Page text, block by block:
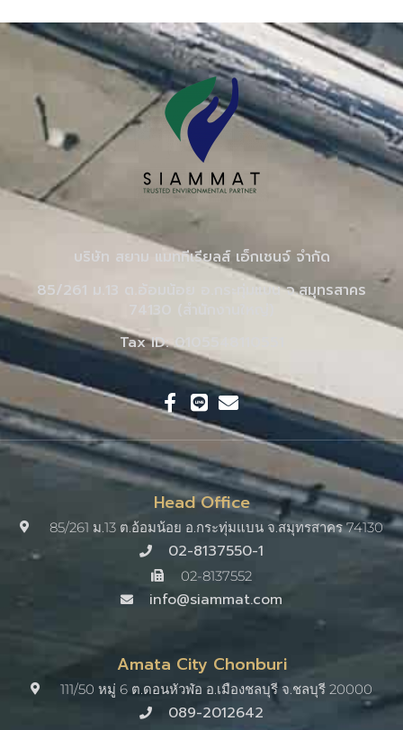
บริษัท สยาม แมททีเรียลส์ เอ็กเชนจ์ จำกัด
85/261 ม.13 ต.อ้อมน้อย อ.กระทุ่มแบน จ.สมุทรสาคร
74130 (สำนักงานใหญ่)
Tax ID: 0105548110551
Head Office
85/261 ม.13 ต.อ้อมน้อย อ.กระทุ่มแบน จ.สมุทรสาคร 74130
02-8137550-1
02-8137552
info@siammat.com
Amata City Chonburi
111/50 หมู่ 6 ต.ดอนหัวฬ่อ อ.เมืองชลบุรี จ.ชลบุรี 20000​
089-2012642